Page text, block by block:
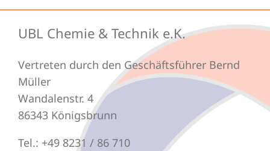
UBL Chemie & Technik e.K.
Vertreten durch den Geschäftsführer Bernd
Müller
Wandalenstr. 4
86343 Königsbrunn
Tel.: +49 8231 / 86 710